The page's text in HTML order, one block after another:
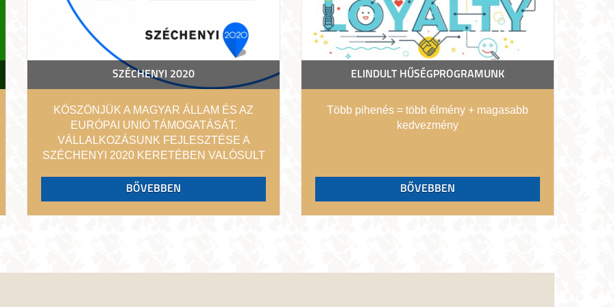
SZÉCHENYI 2020
KÖSZÖNJÜK A MAGYAR ÁLLAM ÉS AZ
EURÓPAI UNIÓ TÁMOGATÁSÁT.
VÁLLALKOZÁSUNK FEJLESZTÉSE A
SZÉCHENYI 2020 KERETÉBEN VALÓSULT
ECHO VITAL CLUB SZOLGÁLTATÓ KFT.
HITELPROGRAM
BŐVEBBEN
ELINDULT HŰSÉGPROGRAMUNK
Több pihenés = több élmény + magasabb
kedvezmény
BŐVEBBEN